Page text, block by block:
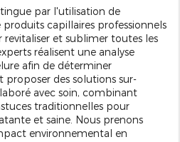
par l'utilisation de
capillaires professionnels
et sublimer toutes les
réalisent une analyse
afin de déterminer
proposer des solutions sur-
avec soin, combinant
traditionnelles pour
et saine. Nous prenons
environnemental en